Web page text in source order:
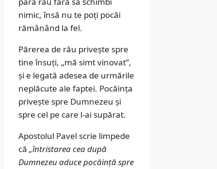
nimic, însă nu te poți pocăi
rămânând la fel.
Părerea de rău privește spre
tine însuți, „mă simt vinovat”,
și e legată adesea de urmările
neplăcute ale faptei. Pocăința
privește spre Dumnezeu și
spre cel pe care l-ai supărat.
Apostolul Pavel scrie limpede
că „întristarea cea după
Dumnezeu aduce pocăință spre